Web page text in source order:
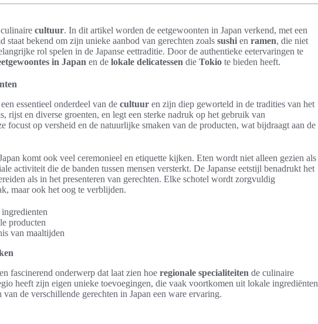
cultuur. In dit artikel worden de eetgewoonten in Japan verkend, met een
staat bekend om zijn unieke aanbod van gerechten zoals sushi en ramen, die niet
rol spelen in de Japanse eettraditie. Door de authentieke eetervaringen te
in Japan en de lokale delicatessen die Tokio te bieden heeft.
essentieel onderdeel van de cultuur en zijn diep geworteld in de tradities van het
rijst en diverse groenten, en legt een sterke nadruk op het gebruik van
focust op versheid en de natuurlijke smaken van de producten, wat bijdraagt aan de
komt ook veel ceremonieel en etiquette kijken. Eten wordt niet alleen gezien als
activiteit die de banden tussen mensen versterkt. De Japanse eetstijl benadrukt het
als in het presenteren van gerechten. Elke schotel wordt zorgvuldig
maar ook het oog te verblijden.
producten
van maaltijden
fascinerend onderwerp dat laat zien hoe regionale specialiteiten de culinaire
heeft zijn eigen unieke toevoegingen, die vaak voortkomen uit lokale ingrediënten
de verschillende gerechten in Japan een ware ervaring.